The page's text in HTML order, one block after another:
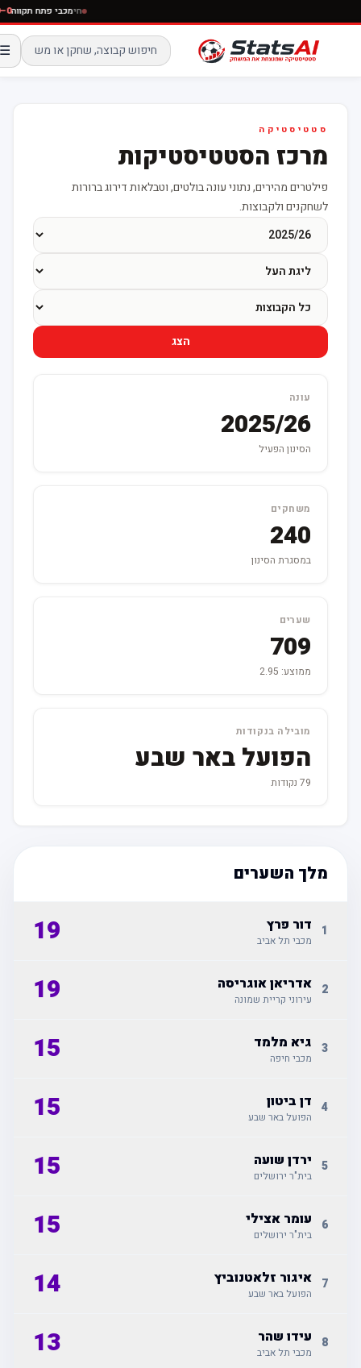
חימכבי פתח תקווה
☰
סטטיסטיקה
מרכז הסטטיסטיקות
פילטרים מהירים, נתוני עונה בולטים, וטבלאות דירוג ברורות
לשחקנים ולקבוצות.
הצג
עונה
2025/26
הסינון הפעיל
משחקים
240
במסגרת הסינון
שערים
709
ממוצע: 2.95
מובילה בנקודות
הפועל באר שבע
מלך השערים
דור פרץ
מכבי תל אביב 19
אדריאן אוגריסה
עירוני קריית שמונה 19
גיא מלמד
מכבי חיפה 15
דן ביטון
הפועל באר שבע 15
ירדן שועה
בית"ר ירושלים 15
עומר אצילי
בית"ר ירושלים 15
איגור זלאטנוביץ
הפועל באר שבע 14
עידו שהר
מכבי תל אביב 13